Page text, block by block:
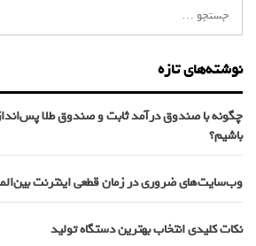
نوشته‌های تازه
چگونه با صندوق درآمد ثابت و صندوق طلا
باشیم؟
وب‌سایت‌های ضروری در زمان قطعی اینترنت
نکات کلیدی انتخاب بهترین دستگاه تولید